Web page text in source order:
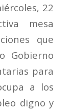
22
mesa
que
Gobierno
para
a los
digno y